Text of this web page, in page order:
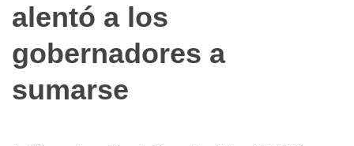
alentó a los
gobernadores a
sumarse